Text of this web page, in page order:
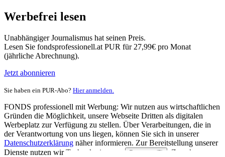
Werbefrei lesen
Unabhängiger Journalismus hat seinen Preis.
Lesen Sie fondsprofessionell.at PUR für 27,99€ pro Monat
(jährliche Abrechnung).
Jetzt abonnieren
Sie haben ein PUR-Abo? Hier anmelden.
FONDS professionell mit Werbung: Wir nutzen aus wirtschaftlichen
Gründen die Möglichkeit, unsere Webseite Dritten als digitalen
Werbeplatz zur Verfügung zu stellen. Über Verarbeitungen, die in
der Verantwortung von uns liegen, können Sie sich in unserer
Datenschutzerklärung näher informieren. Zur Bereitstellung unserer
Dienste nutzen wir Technologien von
Partnern (5)
. Zwecke: